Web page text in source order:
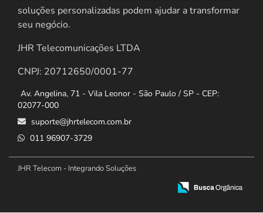
soluções personalizadas podem ajudar a transformar
seu negócio.
JHR Telecomunicações LTDA
CNPJ: 20712650/0001-77
Av. Angelina, 71 - Vila Leonor - São Paulo / SP - CEP:
02077-000
suporte@jhrtelecom.com.br
011 96907-3729
JHR Telecom - Integrando Soluções